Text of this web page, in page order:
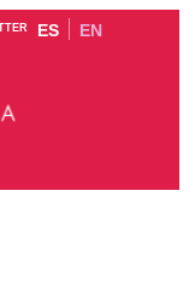
ES EN